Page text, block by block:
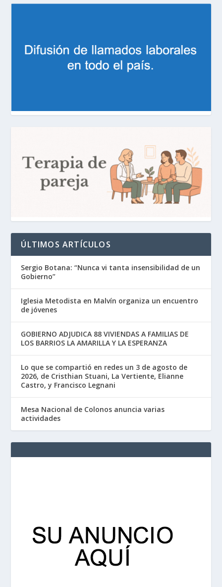
ÚLTIMOS ARTÍCULOS
Sergio Botana: “Nunca vi tanta insensibilidad de un
Gobierno”
Iglesia Metodista en Malvín organiza un encuentro
de jóvenes
GOBIERNO ADJUDICA 88 VIVIENDAS A FAMILIAS DE
LOS BARRIOS LA AMARILLA Y LA ESPERANZA
Lo que se compartió en redes un 3 de agosto de
2026, de Cristhian Stuani, La Vertiente, Elianne
Castro, y Francisco Legnani
Mesa Nacional de Colonos anuncia varias
actividades